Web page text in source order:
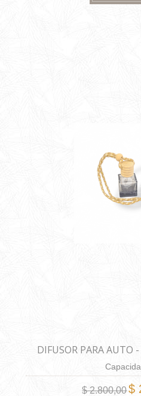
DIFUSOR PARA AUTO
$ 2.800,00$